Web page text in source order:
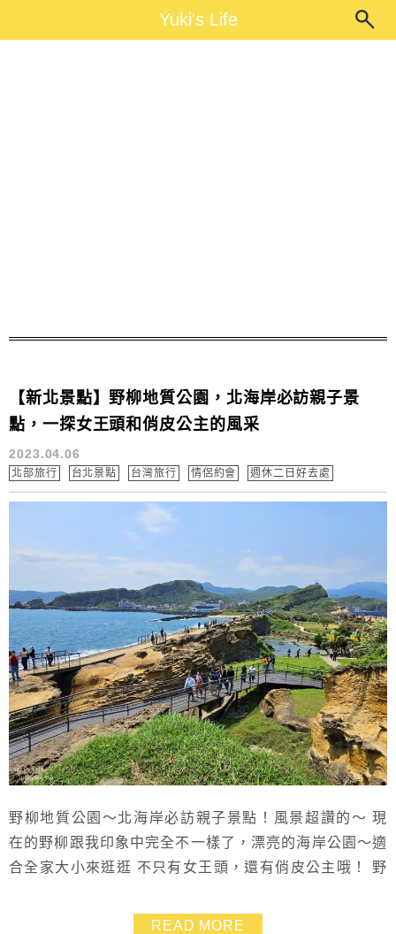
Yuki's LifeYuki's Life
【新北景點】野柳地質公園，北海岸必訪親子景
點，一探女王頭和俏皮公主的風采
2023.04.06
北部旅行 台北景點 台灣旅行 情侶約會 週休二日好去處
野柳地質公園～北海岸必訪親子景點！風景超讚的～ 現
在的野柳跟我印象中完全不一樣了，漂亮的海岸公園～適
合全家大小來逛逛 不只有女王頭，還有俏皮公主哦！ 野
全家人安排來這裡走走，停留時間大約1~2小時
READ MORE